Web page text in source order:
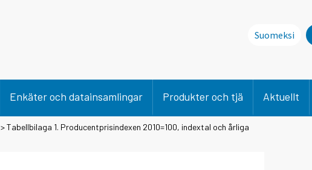
Suomeksi
Enkäter och datainsamlingar Produkter och tjä Aktuellt
> Tabellbilaga 1. Producentprisindexen 2010=100, indextal och årliga